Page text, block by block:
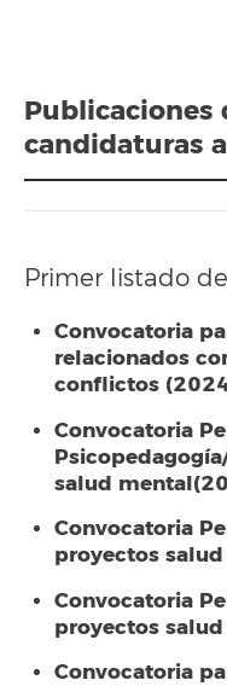
candidaturas
Primer listado
Convocatoria
relacionados
conflictos
Convocatoria
salud
Convocatoria
proyectos
Convocatoria
proyectos
Convocatoria